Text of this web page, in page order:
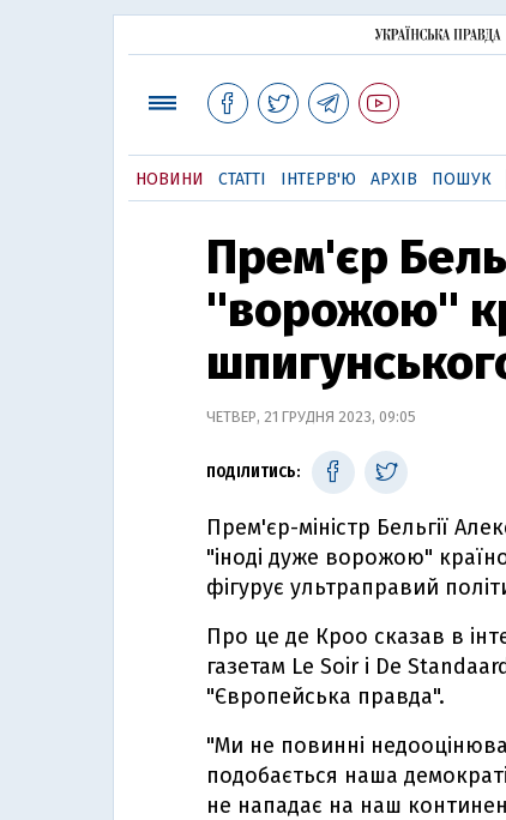
НОВИНИ СТАТТІ ІНТЕРВ'Ю АРХІВ ПОШУК
Прем'єр
"ворожою"
ЧЕТВЕР, 21 ГРУДНЯ 2023, 09:05
ПОДІЛИТИСЬ:
Прем'єр-міністр Бельгії
"іноді дуже ворожою"
фігурує ультраправий
Про це де Кроо сказав в
газетам Le Soir і De
"Європейська правда".
"Ми не повинні
подобається наша
не нападає на наш